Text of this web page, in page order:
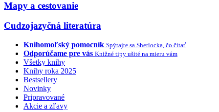
Mapy a cestovanie
Cudzojazyčná literatúra
Knihomoľský pomocník Spýtajte sa Sherlocka, čo čítať
Odporúčame pre vás Knižné tipy ušité na mieru vám
Všetky knihy
Knihy roka 2025
Bestsellery
Novinky
Pripravované
Akcie a zľavy